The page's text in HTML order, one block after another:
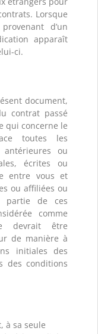
Lorsque
d’un
apparaît
ci.
document,
contrat passé
qui concerne le
toutes les
antérieures ou
écrites ou
entre vous et
ou affiliées ou
partie de ces
comme
devrait être
de manière à
initiales des
des conditions
à sa seule